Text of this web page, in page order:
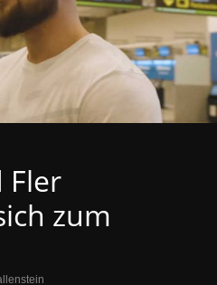
Fler
zum